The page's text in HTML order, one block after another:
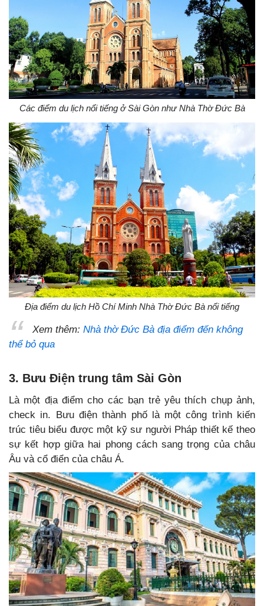
Các điểm du lịch nổi tiếng ở Sài Gòn như Nhà Thờ Đức Bà
Địa điểm du lịch Hồ Chí Minh Nhà Thờ Đức Bà nổi tiếng
Xem thêm: Nhà thờ Đức Bà địa điểm đến không
thể bỏ qua
3. Bưu Điện trung tâm Sài Gòn
Là một địa điểm cho các bạn trẻ yêu thích chụp ảnh,
check in. Bưu điện thành phố là một công trình kiến
trúc tiêu biểu được một kỹ sư người Pháp thiết kế theo
sự kết hợp giữa hai phong cách sang trọng của châu
Âu và cổ điển của châu Á.